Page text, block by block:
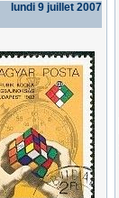
lundi 9 juillet 2007